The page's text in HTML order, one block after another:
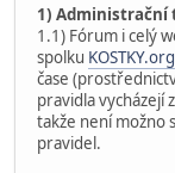
1) Administrační
1.1) Fórum i celý
spolku KOSTKY.org
čase
pravidla vycházejí
takže není možno
pravidel.